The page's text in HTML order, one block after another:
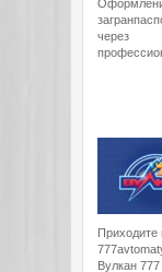
через
Приходите
Вулкан